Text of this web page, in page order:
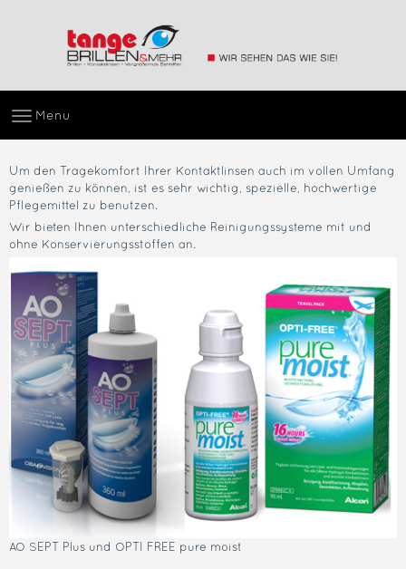
Menu
Um den Tragekomfort Ihrer Kontaktlinsen auch im vollen Umfang
genießen zu können, ist es sehr wichtig, spezielle, hochwertige
Pflegemittel zu benutzen.
Wir bieten Ihnen unterschiedliche Reinigungssysteme mit und
ohne Konservierungsstoffen an.
AO SEPT Plus und OPTI FREE pure moist